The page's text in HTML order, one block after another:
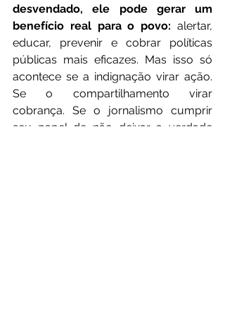
desvendado, ele pode gerar um
benefício real para o povo: alertar,
educar, prevenir e cobrar políticas
públicas mais eficazes. Mas isso só
acontece se a indignação virar ação.
Se o compartilhamento virar
cobrança. Se o jornalismo cumprir
seu papel de não deixar a verdade